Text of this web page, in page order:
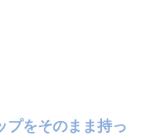
プをそのまま持っ